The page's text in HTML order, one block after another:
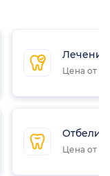
Лечение
Цена от
Цена от